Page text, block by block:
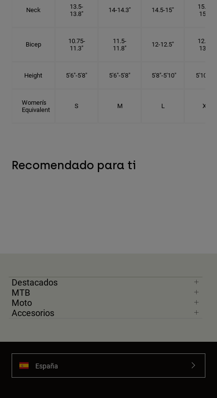
Neck
13.5-
13.8"
14-14.3" 14.5-15"
15.25-
15.5"
Bicep
10.75-
11.3"
11.5-
11.8"
12-12.5"
12.75-
13.3"
Height 5'6"-5'8" 5'6"-5'8" 5'8"-5'10" 5'10"- 6'
Women's
Equivalent
S M L XL
Recomendado para ti
Destacados
MTB
Moto
Accesorios
España